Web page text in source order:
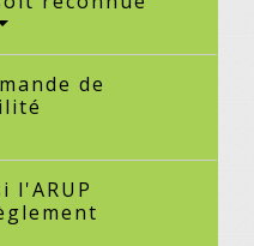
de
l'ARUP